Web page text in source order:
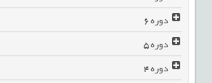
دوره6
دوره5
دوره4